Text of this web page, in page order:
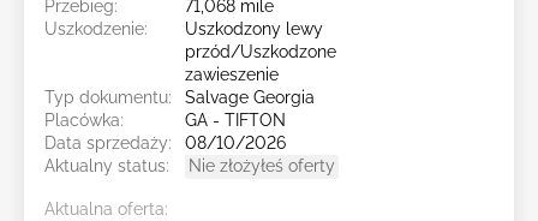
Przebieg:
71,068 mile
Uszkodzenie:
Uszkodzony lewy
przód/Uszkodzone
zawieszenie
Typ dokumentu:
Salvage Georgia
Placówka:
GA - TIFTON
Data sprzedaży:
08/10/2026
Aktualny status:
Nie złożyłeś oferty
Aktualna oferta: